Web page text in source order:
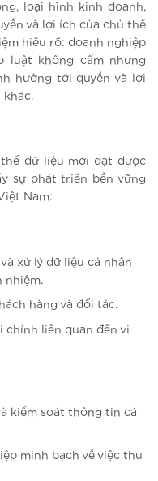
loại hình kinh doanh,
và lợi ích của chủ thể
hiểu rõ: doanh nghiệp
luật không cấm nhưng
hưởng tới quyền và lợi
khác.
dữ liệu mới đạt được
sự phát triển bền vững
Nam:
xử lý dữ liệu cá nhân
nhiệm.
hàng và đối tác.
chính liên quan đến vi
kiểm soát thông tin cá
minh bạch về việc thu